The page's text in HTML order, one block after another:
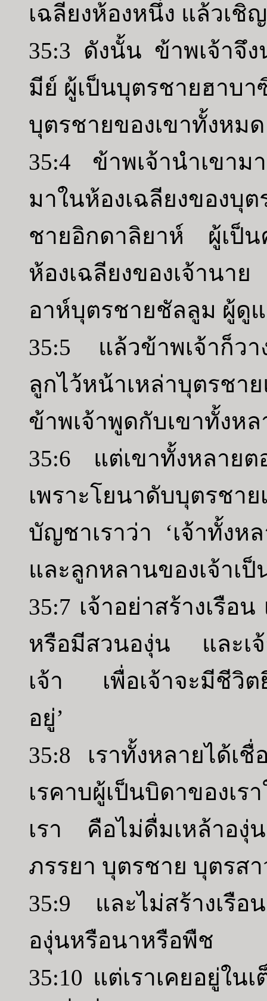
เฉลียงห้องหนึ่ง แล้วเชิ
35:3 ดังนั้น ข้าพเจ้าจึ
มีย์ ผู้เป็นบุตรชายฮาบ
บุตรชายของเขาทั้งหม
35:4 ข้าพเจ้านำเขาม
มาในห้องเฉลียงของ
ชายอิกดาลิยาห์ ผู้เป็น
ห้องเฉลียงของเจ้านา
อาห์บุตรชายชัลลูม ผู้ดู
35:5 แล้วข้าพเจ้าก็วา
ลูกไว้หน้าเหล่าบุตร
ข้าพเจ้าพูดกับเขาทั้งห
35:6 แต่เขาทั้งหลายต
เพราะโยนาดับบุตรชาย
บัญชาเราว่า ‘เจ้าทั้งห
และลูกหลานของเจ้าเ
35:7 เจ้าอย่าสร้างเรือ
หรือมีสวนองุ่น และเจ้
เจ้า เพื่อเจ้าจะมีชีวิต
อยู่’
35:8 เราทั้งหลายได้เ
เรคาบผู้เป็นบิดาของเ
เรา คือไม่ดื่มเหล้าองุ่
ภรรยา บุตรชาย บุตรสา
35:9 และไม่สร้างเรือ
องุ่นหรือนาหรือพืช
35:10 แต่เราเคยอยู่ใน